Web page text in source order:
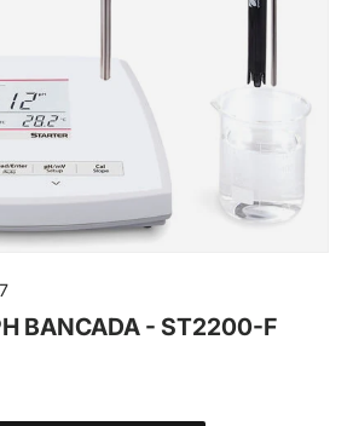
BANCADA - ST2200-F